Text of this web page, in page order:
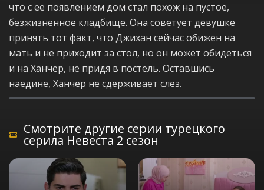
что с ее появлением дом стал похож на пустое,
безжизненное кладбище. Она советует девушке
принять тот факт, что Джихан сейчас обижен на
мать и не приходит за стол, но он может обидеться
и на Ханчер, не придя в постель. Оставшись
наедине, Ханчер не сдерживает слез.
Смотрите другие серии турецкого
серила Невеста 2 сезон